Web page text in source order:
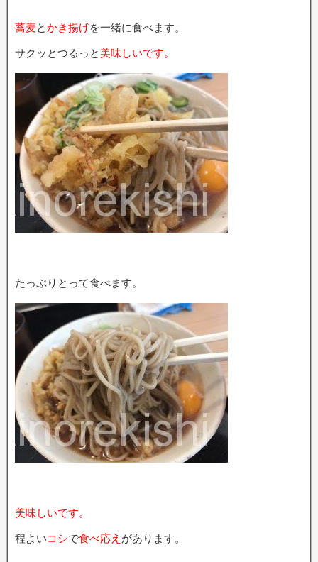
蕎麦とかき揚げを一緒に食べます。
サクッとつるっと 美味しいです。
たっぷりとって食べます。
美味しいです。
程よいコシで食べ応え があります。